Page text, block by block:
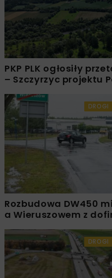
PKP PLK ogłosiły
– Szczyrzyc projektu
DROGI
Rozbudowa DW450
a Wieruszowem z
DROGI